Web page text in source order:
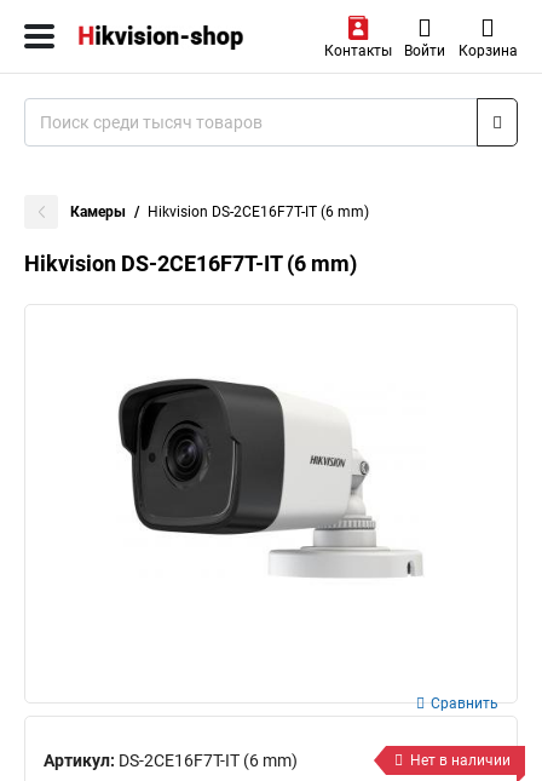
Контакты Войти Корзина
Камеры Hikvision DS-2CE16F7T-IT (6 mm)
Hikvision DS-2CE16F7T-IT (6 mm)
Артикул: DS-2CE16F7T-IT (6 mm)
Сравнить
Нет в наличии